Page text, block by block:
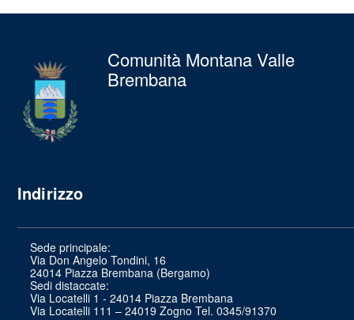
Comunità Montana Valle
Brembana
Indirizzo
Sede principale:
Via Don Angelo Tondini, 16
24014 Piazza Brembana (Bergamo)
Sedi distaccate:
Via Locatelli 1 - 24014 Piazza Brembana
Via Locatelli 111 – 24019 Zogno Tel. 0345/91370